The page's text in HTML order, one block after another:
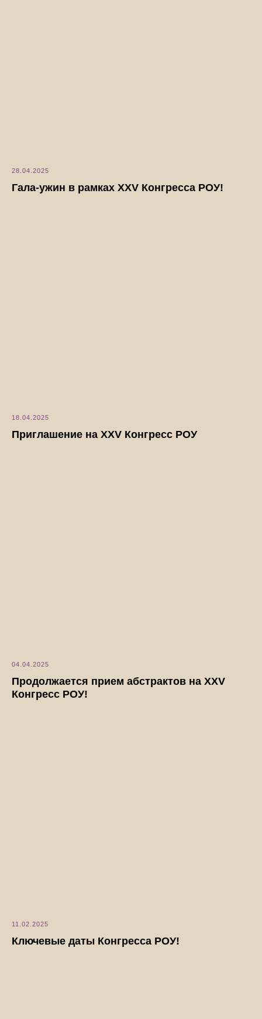
28.04.2025
Гала-ужин в рамках XXV Конгресса РОУ!
18.04.2025
Приглашение на XXV Конгресс РОУ
04.04.2025
Продолжается прием абстрактов на XXV
Конгресс РОУ!
11.02.2025
Ключевые даты Конгресса РОУ!